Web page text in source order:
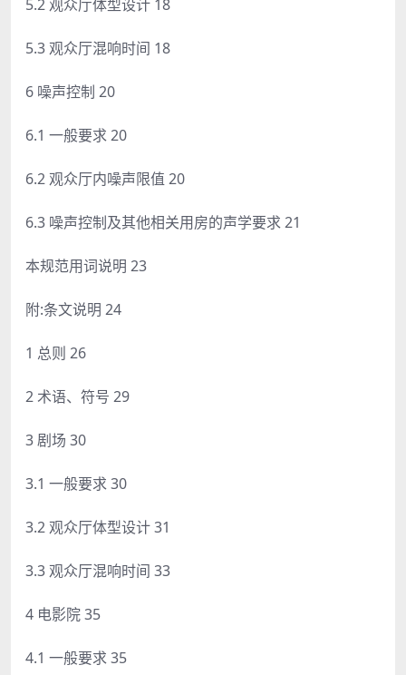
5.2 观众厅体型设计 18
5.3 观众厅混响时间 18
6 噪声控制 20
6.1 一般要求 20
6.2 观众厅内噪声限值 20
6.3 噪声控制及其他相关用房的声学要求 21
本规范用词说明 23
附:条文说明 24
1 总则 26
2 术语、符号 29
3 剧场 30
3.1 一般要求 30
3.2 观众厅体型设计 31
3.3 观众厅混响时间 33
4 电影院 35
4.1 一般要求 35